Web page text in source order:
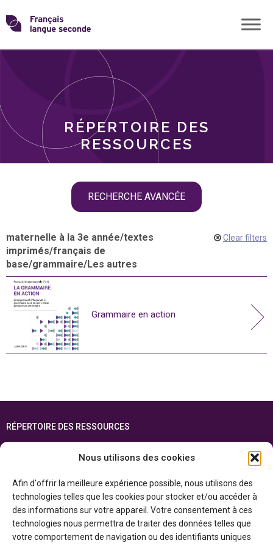
Nous utilisons des cookies
Afin d'offrir la meilleure expérience possible, nous utilisons des
technologies telles que les cookies pour stocker et/ou accéder à
des informations sur votre appareil. Votre consentement à ces
technologies nous permettra de traiter des données telles que
votre comportement de navigation ou des identifiants uniques
Skip
toTransformons
langue
RÉPERTOIRE DES
RESSOURCES
RECHERCHE AVANCÉE
THÈMES
maternelle à la 3e année/textes
imprimés/français de
base/grammaire/Les autres
Clear filters
Grammaire en action
RÉPERTOIRE DES RESSOURCES
ENGLISH
Cette ressource est réalisée grâce au soutien financier du gouvernement de
l’Ontario et du gouvernement duCanada par l’entremise du ministère du
Patrimoine canadien